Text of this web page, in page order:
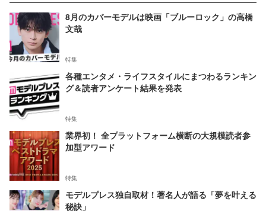
8月のカバーモデルは映画「ブルーロック」の高橋
文哉
特集
各種エンタメ・ライフスタイルにまつわるランキン
グ＆読者アンケート結果を発表
特集
業界初！ 全プラットフォーム横断の大規模読者参
加型アワード
特集
モデルプレス独自取材！著名人が語る「夢を叶える
秘訣」